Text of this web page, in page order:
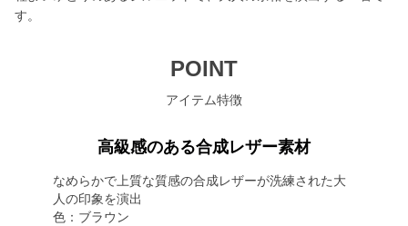
す。
POINT
アイテム特徴
高級感のある合成レザー素材
なめらかで上質な質感の合成レザーが洗練された大
人の印象を演出
色：ブラウン